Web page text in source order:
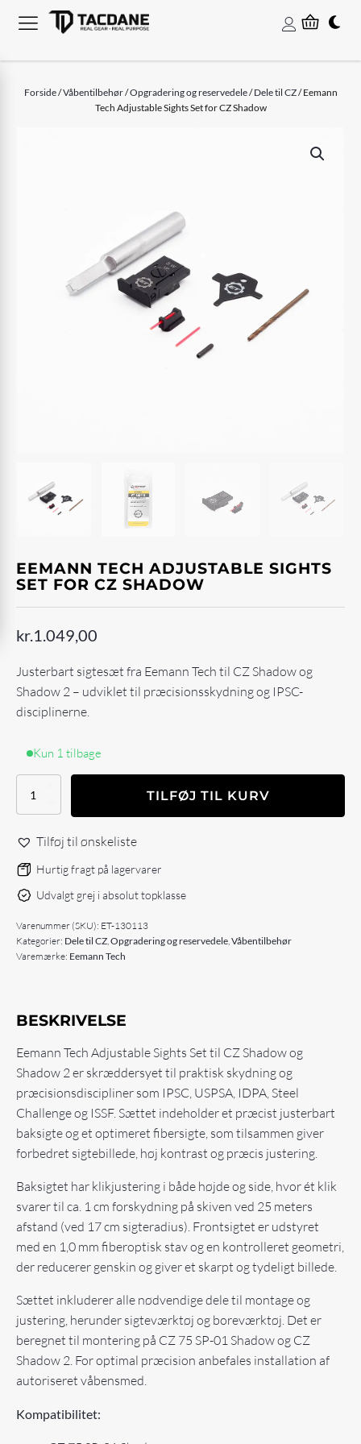
Forside/Våbentilbehør/Opgradering og reservedele/Dele til CZ/ Eemann
Tech Adjustable Sights Set for CZ Shadow
EEMANN TECH ADJUSTABLE SIGHTS
SET FOR CZ SHADOW
kr. 1.049,00
Justerbart sigtesæt fra Eemann Tech til CZ Shadow og
Shadow 2 – udviklet til præcisionsskydning og IPSC-
disciplinerne.
Kun 1 tilbage
Eemann
Sights
Set
for
CZ
Shadow
TILFØJ TIL KURV
Tilføj til ønskeliste
Hurtig fragt på lagervarer
Udvalgt grej i absolut topklasse
Varenummer (SKU): ET-130113
Kategorier: Dele til CZ,Opgradering og reservedele,Våbentilbehør
Varemærke: Eemann Tech
BESKRIVELSE
Eemann Tech Adjustable Sights Set til CZ Shadow og
Shadow 2 er skræddersyet til praktisk skydning og
præcisionsdiscipliner som IPSC, USPSA, IDPA, Steel
Challenge og ISSF. Sættet indeholder et præcist justerbart
baksigte og et optimeret fibersigte, som tilsammen giver
forbedret sigtebillede, høj kontrast og præcis justering.
Baksigtet har klikjustering i både højde og side, hvor ét klik
svarer til ca. 1 cm forskydning på skiven ved 25 meters
afstand (ved 17 cm sigteradius). Frontsigtet er udstyret
med en 1,0 mm fiberoptisk stav og en kontrolleret geometri,
der reducerer genskin og giver et skarpt og tydeligt billede.
Sættet inkluderer alle nødvendige dele til montage og
justering, herunder sigteværktøj og boreværktøj. Det er
beregnet til montering på CZ 75 SP-01 Shadow og CZ
Shadow 2. For optimal præcision anbefales installation af
autoriseret våbensmed.
Kompatibilitet: